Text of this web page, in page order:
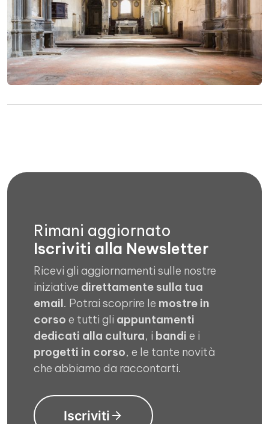
Rimani aggiornato
Iscriviti alla Newsletter
Ricevi gli aggiornamenti sulle nostre
iniziative direttamente sulla tua
email. Potrai scoprire le mostre in
corso e tutti gli appuntamenti
dedicati alla cultura, i bandi e i
progetti in corso, e le tante novità
che abbiamo da raccontarti.
Iscriviti